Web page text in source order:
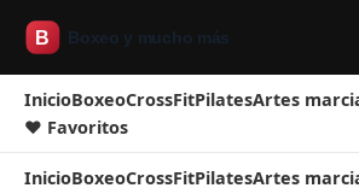
InicioBoxeoCrossFitPilatesArtes
❤ Favoritos
InicioBoxeoCrossFitPilatesArtes